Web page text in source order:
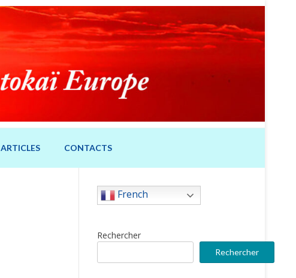
ARTICLES CONTACTS
French
Rechercher
Rechercher